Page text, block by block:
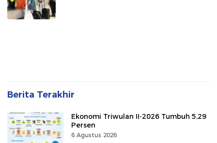
Berita Terakhir
Ekonomi Triwulan II-2026 Tumbuh 5,29
Persen
6 Agustus 2026